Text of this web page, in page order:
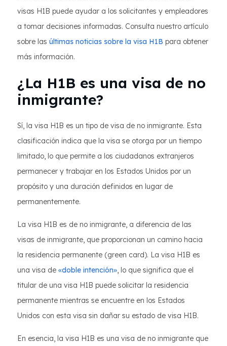
visas H1B puede ayudar a los solicitantes y empleadores
a tomar decisiones informadas. Consulta nuestro artículo
sobre las últimas noticias sobre la visa H1B para obtener
más información.
¿La H1B es una visa de no
inmigrante?
Sí, la visa H1B es un tipo de visa de no inmigrante. Esta
clasificación indica que la visa se otorga por un tiempo
limitado, lo que permite a los ciudadanos extranjeros
permanecer y trabajar en los Estados Unidos por un
propósito y una duración definidos en lugar de
permanentemente.
La visa H1B es de no inmigrante, a diferencia de las
visas de inmigrante, que proporcionan un camino hacia
la residencia permanente (green card). La visa H1B es
una visa de «doble intención», lo que significa que el
titular de una visa H1B puede solicitar la residencia
permanente mientras se encuentre en los Estados
Unidos con esta visa sin dañar su estado de visa H1B.
En esencia, la visa H1B es una visa de no inmigrante que